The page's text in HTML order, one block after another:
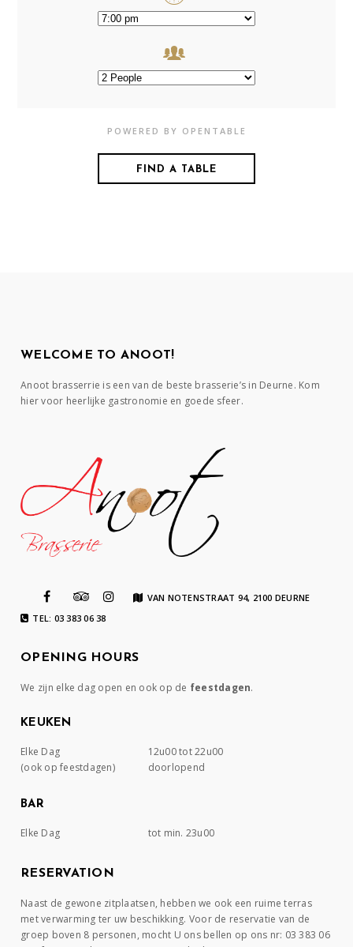
POWERED BY OPENTABLE
WELCOME TO ANOOT!
Anoot brasserrie is een van de beste brasserie’s in Deurne. Kom
hier voor heerlijke gastronomie en goede sfeer.
VAN NOTENSTRAAT 94, 2100 DEURNE
TEL: 03 383 06 38
OPENING HOURS
We zijn elke dag open en ook op de feestdagen.
KEUKEN
Elke Dag
12u00 tot 22u00
(ook op feestdagen)
doorlopend
BAR
Elke Dag tot min. 23u00
RESERVATION
Naast de gewone zitplaatsen, hebben we ook een ruime terras
met verwarming ter uw beschikking. Voor de reservatie van de
groep boven 8 personen, mocht U ons bellen op ons nr: 03 383 06